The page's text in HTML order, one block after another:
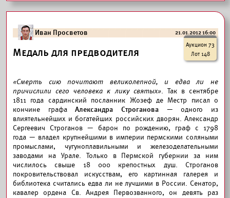
Иван Просветов
21.01.2012 16:00
Аукцион 73
Лот 148
Медаль для предводителя
«Смерть сию почитают великолепной, и едва ли не
причислили сего человека к лику святых». Так в сентябре
1811 года сардинский посланник Жозеф де Местр писал о
кончине графаАлександра Строганова — одного из
влиятельнейших и богатейших российских дворян. Александр
Сергеевич Строганов — барон по рождению, граф с 1798
года — владел крупнейшими в империи пермскими соляными
промыслами, чугуноплавильными и железоделательными
заводами на Урале. Только в Пермской губернии за ним
числилось свыше 18 000 крепостных душ. Строганов
покровительствовал искусствам, его картинная галерея и
библиотека считались едва ли не лучшими в России. Сенатор,
кавалер ордена Св. Андрея Первозванного, он девять раз